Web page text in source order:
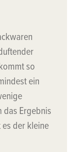
so
ein
das Ergebnis
der kleine